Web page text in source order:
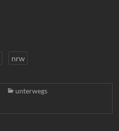
nrw
unterwegs